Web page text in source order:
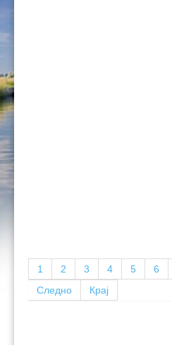
1 2 3 4 5 6
Следно
Крај